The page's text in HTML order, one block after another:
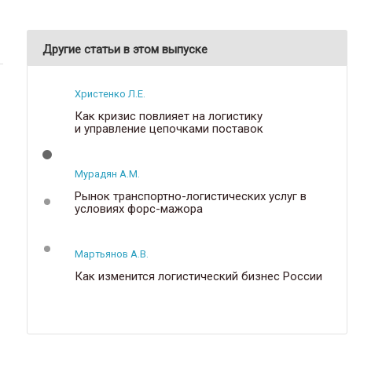
Другие статьи в этом выпуске
Христенко Л.Е.
Как кризис повлияет на логистику
и управление цепочками поставок
Мурадян А.М.
Рынок транспортно-логистических услуг в
условиях форс-мажора
Мартьянов А.В.
Как изменится логистический бизнес России